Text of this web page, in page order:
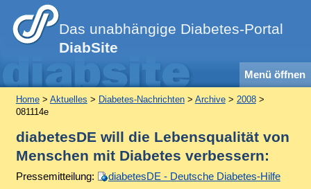
Das unabhängige Diabetes-Portal
DiabSite
Menü öffnen
Home> Aktuelles > Diabetes-Nachrichten> Archive> 2008>
081114e
diabetesDE will die Lebensqualität von
Menschen mit Diabetes verbessern:
Pressemitteilung: diabetesDE - Deutsche Diabetes-Hilfe